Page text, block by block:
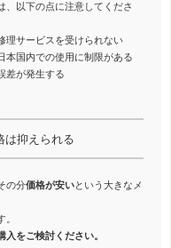
、以下の点に注意してくださ
理サービスを受けられない
本国内での使用に制限がある
差が発生する
は抑えられる
の分価格が安いという大きなメ
。
入をご検討ください。